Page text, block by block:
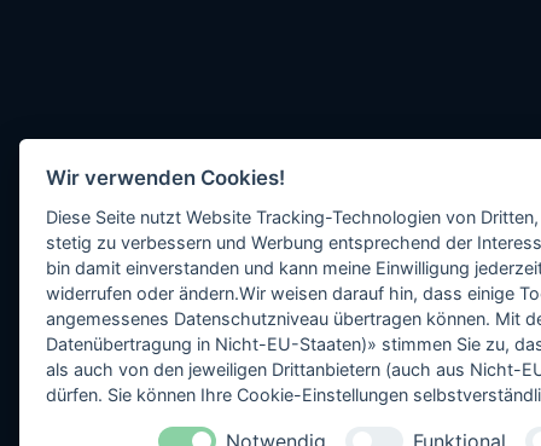
Wir verwenden Cookies!
Diese Seite nutzt Website Tracking-Technologien von
stetig zu verbessern und Werbung entsprechend der
bin damit einverstanden und kann meine Einwilligung
widerrufen oder ändern.Wir weisen darauf hin, dass einige
angemessenes Datenschutzniveau übertragen können. Mit
Datenübertragung in Nicht-EU-Staaten)» stimmen Sie zu,
als auch von den jeweiligen Drittanbietern (auch aus Nicht-
dürfen. Sie können Ihre Cookie-Einstellungen
Notwendig Funktional